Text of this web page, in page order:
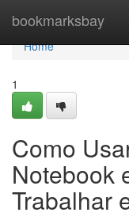
bookmarksbay
Home
Home
1
Como
Notebook
Trabalhar